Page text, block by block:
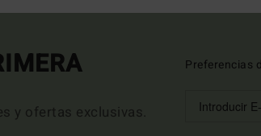
y ofertas exclusivas.
Preferencias